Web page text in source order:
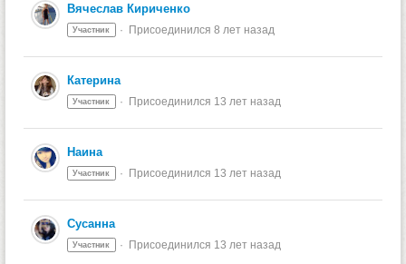
Вячеслав Кириченко
Участник Присоединился 8 лет назад
Катерина
Участник Присоединился 13 лет назад
Наина
Участник Присоединился 13 лет назад
Сусанна
Участник Присоединился 13 лет назад